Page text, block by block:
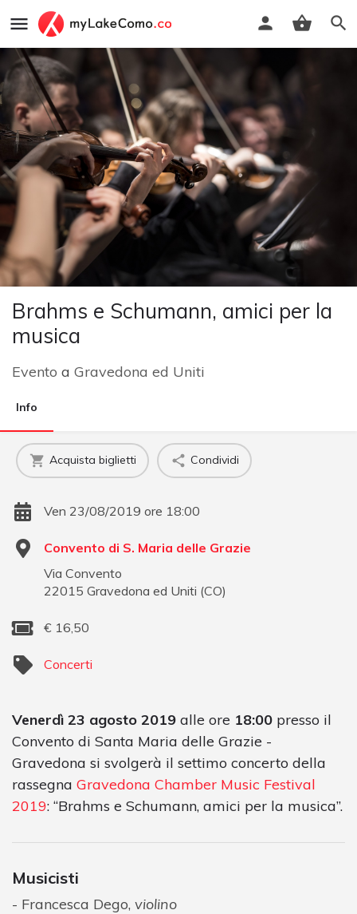
Brahms e Schumann, amici per la
musica
Evento a Gravedona ed Uniti
Info
Acquista biglietti Condividi
Ven 23/08/2019 ore 18:00
Convento di S. Maria delle Grazie
Via Convento
22015 Gravedona ed Uniti (CO)
€ 16,50
Concerti
Venerdì 23 agosto 2019 alle ore 18:00 presso il
Convento di Santa Maria delle Grazie -
Gravedona si svolgerà il settimo concerto della
rassegna Gravedona Chamber Music Festival
2019: “Brahms e Schumann, amici per la musica”.
Musicisti
Francesca Dego, violino